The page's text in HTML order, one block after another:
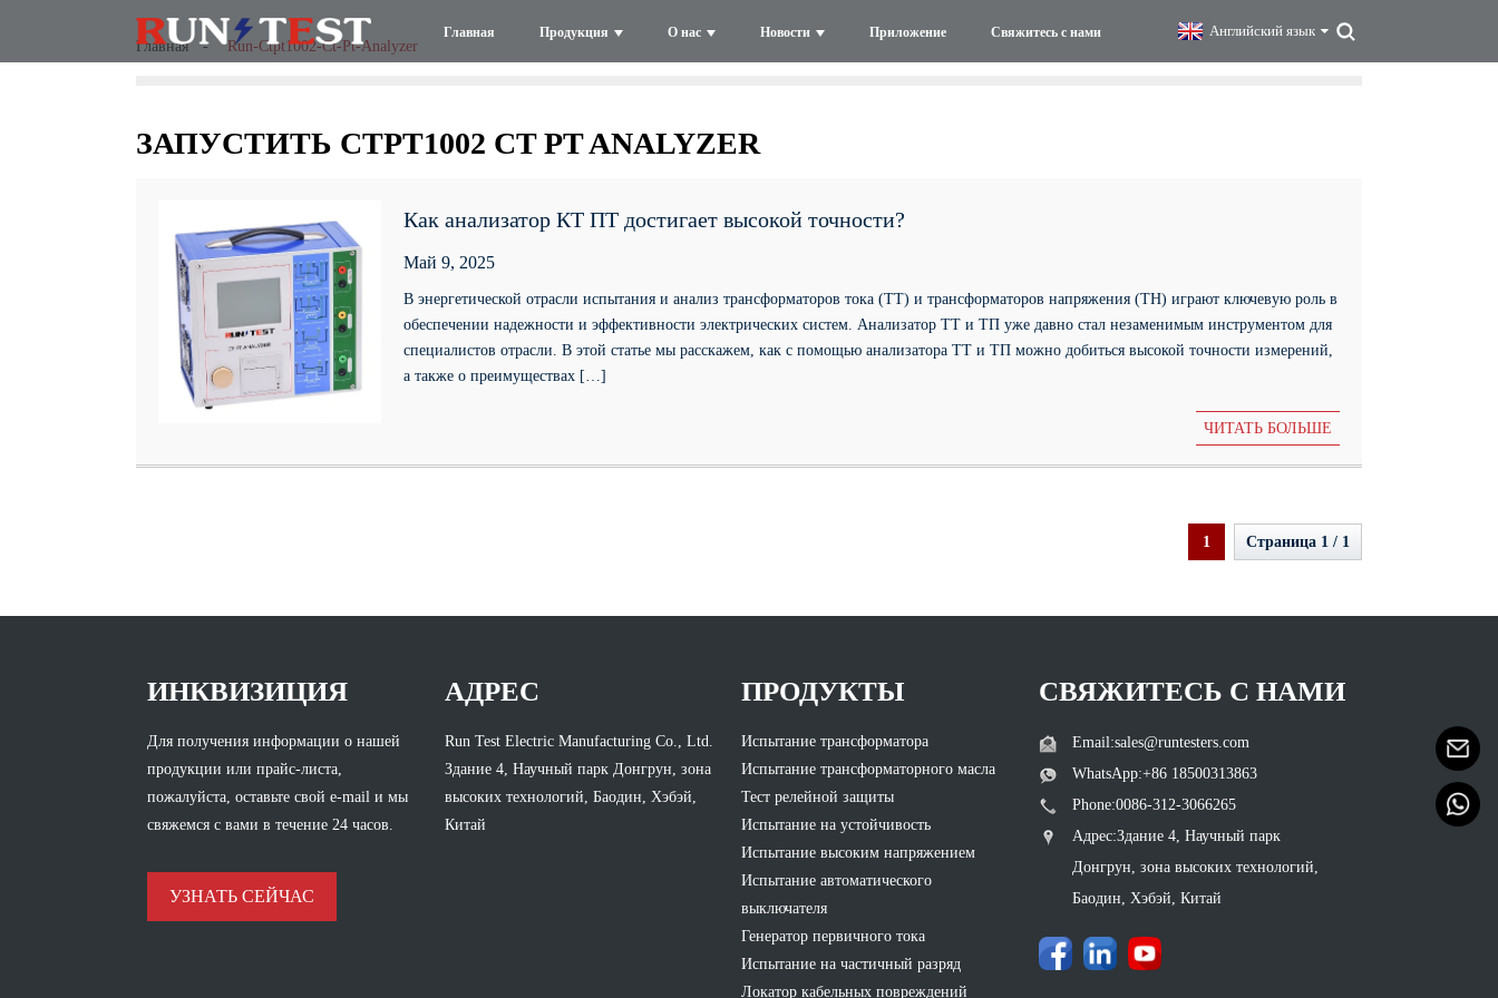
Главная Продукция О нас Новости Приложение Свяжитесь с нами
Английский язык
Главная
Run-Ctpt1002-Ct-Pt-Analyzer
ЗАПУСТИТЬ CTPT1002 CT PT ANALYZER
Как анализатор КТ ПТ достигает высокой точности?
Май 9, 2025
В энергетической отрасли испытания и анализ трансформаторов тока (ТТ) и трансформаторов напряжения (ТН) играют ключевую роль в
обеспечении надежности и эффективности электрических систем. Анализатор ТТ и ТП уже давно стал незаменимым инструментом для
специалистов отрасли. В этой статье мы расскажем, как с помощью анализатора ТТ и ТП можно добиться высокой точности измерений,
а также о преимуществах […]
ЧИТАТЬ БОЛЬШЕ
1 Страница 1 / 1
ИНКВИЗИЦИЯ
Для получения информации о нашей
продукции или прайс-листа,
пожалуйста, оставьте свой e-mail и мы
свяжемся с вами в течение 24 часов.
УЗНАТЬ СЕЙЧАС
АДРЕС
Run Test Electric Manufacturing Co., Ltd.
Здание 4, Научный парк Донгрун, зона
высоких технологий, Баодин, Хэбэй,
Китай
ПРОДУКТЫ
Испытание трансформатора
Испытание трансформаторного масла
Тест релейной защиты
Испытание на устойчивость
Испытание высоким напряжением
Испытание автоматического
выключателя
Генератор первичного тока
Испытание на частичный разряд
Локатор кабельных повреждений
СВЯЖИТЕСЬ С НАМИ
Email:sales@runtesters.com
WhatsApp:+86 18500313863
Phone:0086-312-3066265
Адрес:Здание 4, Научный парк
Донгрун, зона высоких технологий,
Баодин, Хэбэй, Китай